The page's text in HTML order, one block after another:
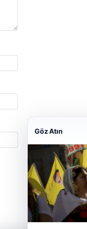
Göz Atın